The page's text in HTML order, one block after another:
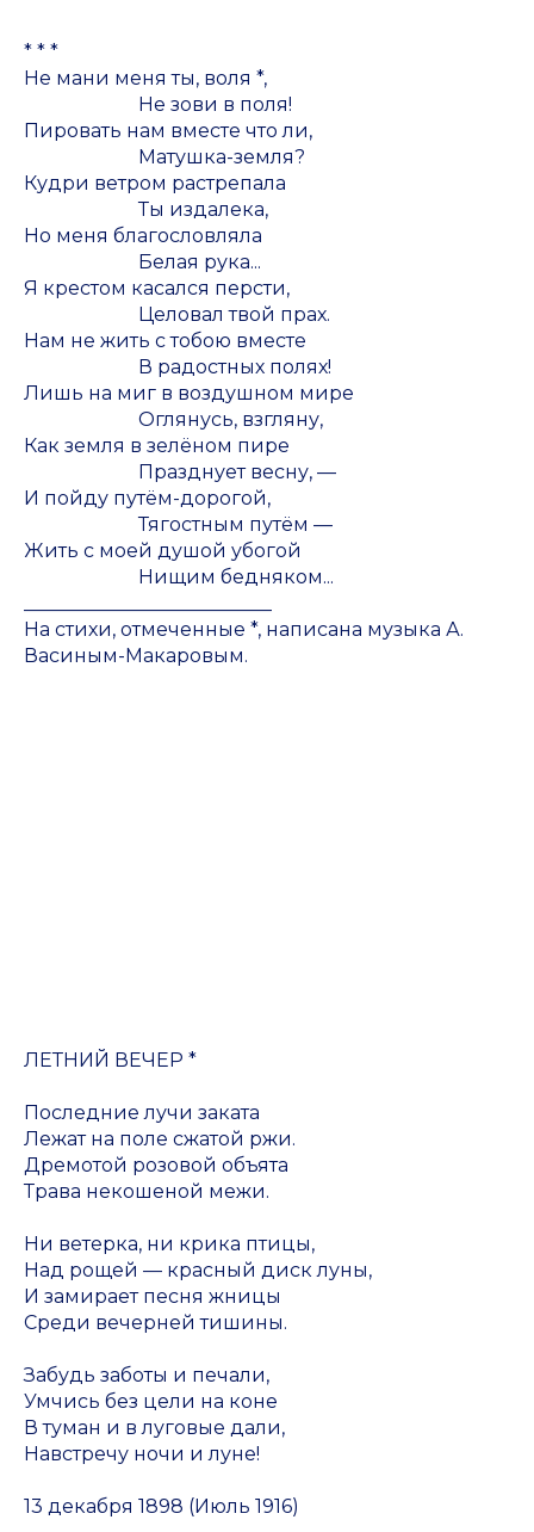
* * *
Не мани меня ты, воля *,
Не зови в поля!
Пировать нам вместе что ли,
Матушка-земля?
Кудри ветром растрепала
Ты издалека,
Но меня благословляла
Белая рука...
Я крестом касался персти,
Целовал твой прах.
Нам не жить с тобою вместе
В радостных полях!
Лишь на миг в воздушном мире
Оглянусь, взгляну,
Как земля в зелёном пире
Празднует весну, —
И пойду путём-дорогой,
Тягостным путём —
Жить с моей душой убогой
Нищим бедняком...
На стихи, отмеченные *, написана музыка А.
Васиным-Макаровым.
ЛЕТНИЙ ВЕЧЕР *
Последние лучи заката
Лежат на поле сжатой ржи.
Дремотой розовой объята
Трава некошеной межи.
Ни ветерка, ни крика птицы,
Над рощей — красный диск луны,
И замирает песня жницы
Среди вечерней тишины.
Забудь заботы и печали,
Умчись без цели на коне
В туман и в луговые дали,
Навстречу ночи и луне!
13 декабря 1898 (Июль 1916)